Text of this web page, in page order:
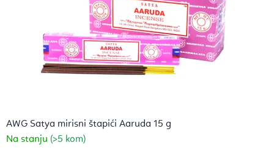
AWG Satya mirisni štapići Aaruda 15 g
Na stanju (>5 kom)